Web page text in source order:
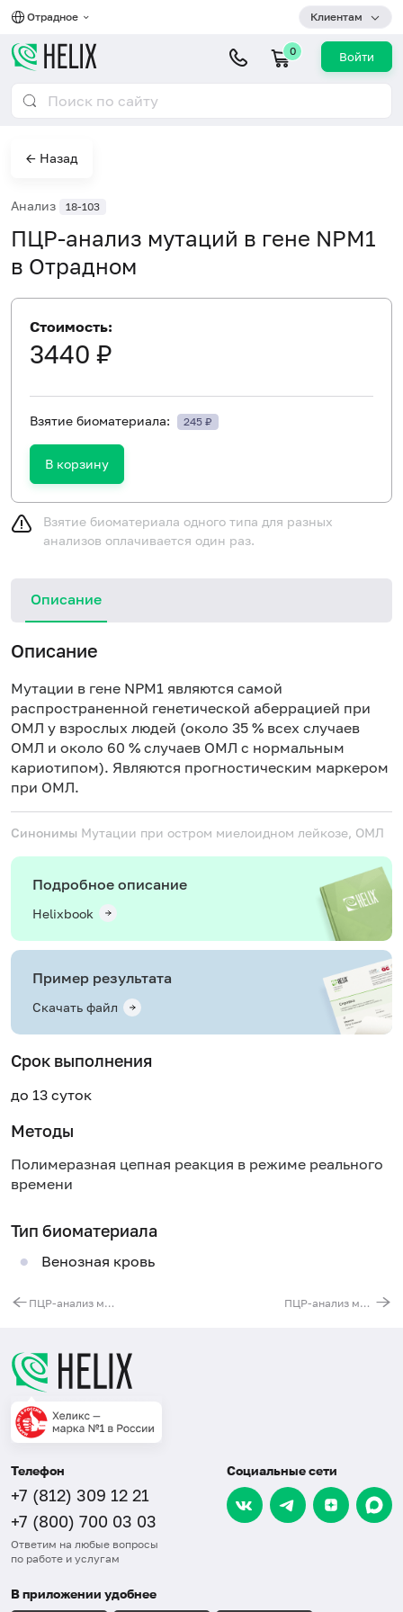
Отрадное Клиентам
0 Войти
← Назад
Анализ 18-103
ПЦР-анализ мутаций в гене NPM1
в Отрадном
Стоимость:
3440 ₽
Взятие биоматериала: 245 ₽
В корзину
Взятие биоматериала одного типа для разных
анализов оплачивается один раз.
Описание
Описание
Мутации в гене NPM1 являются самой
распространенной генетической аберрацией при
ОМЛ у взрослых людей (около 35 % всех случаев
ОМЛ и около 60 % случаев ОМЛ с нормальным
кариотипом). Являются прогностическим маркером
при ОМЛ.
Синонимы Мутации при остром миелоидном лейкозе, ОМЛ
Подробное описание
Helixbook
Пример результата
Скачать файл
Срок выполнения
до 13 суток
Методы
Полимеразная цепная реакция в режиме реального
времени
Тип биоматериала
Венозная кровь
ПЦР-анализ мутаций в гене MPL ПЦР-анализ мутаций в гене NRAS
Телефон
+7 (812) 309 12 21
+7 (800) 700 03 03
Ответим на любые вопросы
по работе и услугам
Социальные сети
В приложении удобнее